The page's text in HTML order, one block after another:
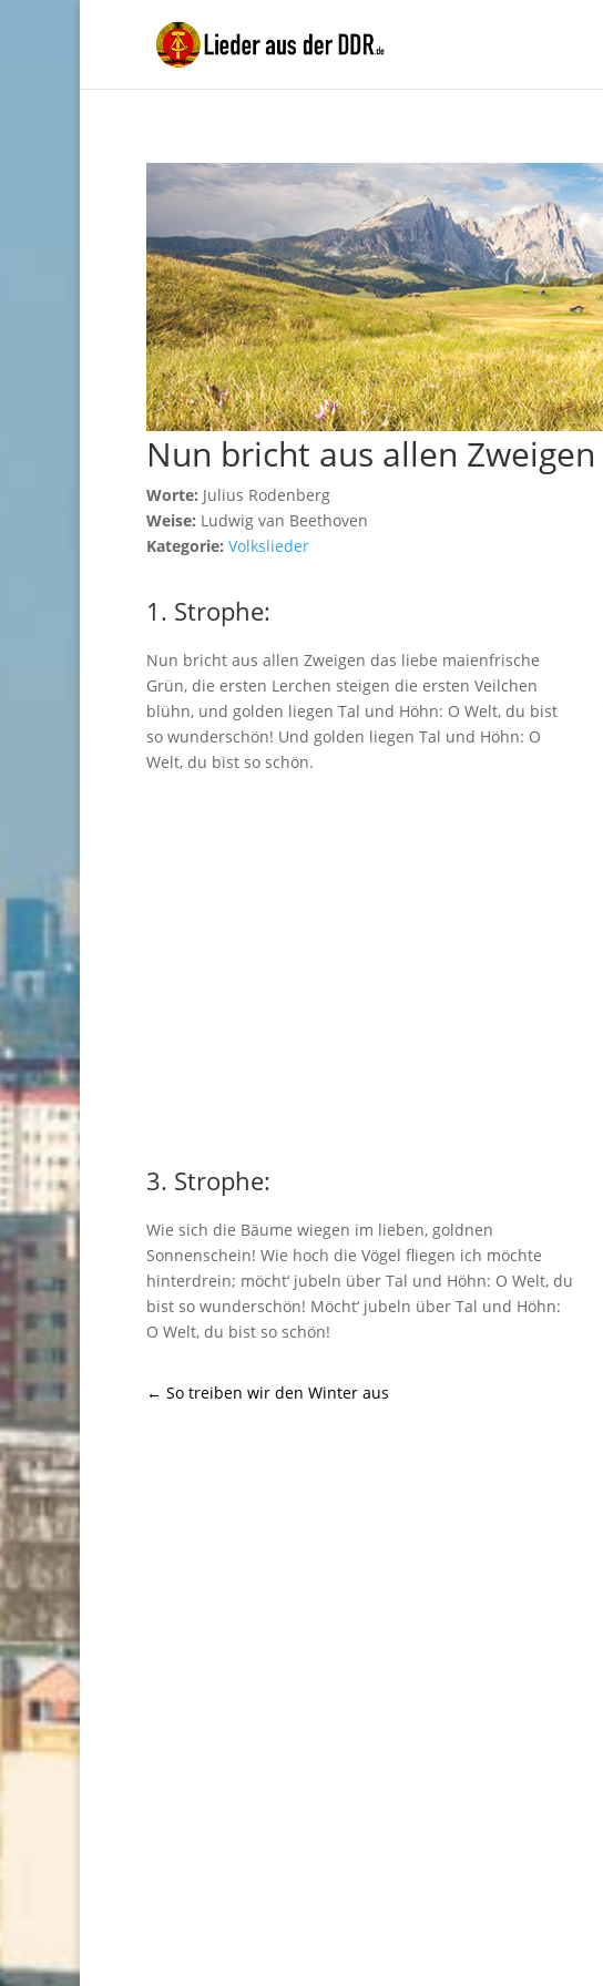
Nun bricht aus allen Zweigen
Worte: Julius Rodenberg
Weise: Ludwig van Beethoven
Kategorie: Volkslieder
1. Strophe:
Nun bricht aus allen Zweigen das liebe maienfrische
Grün, die ersten Lerchen steigen die ersten Veilchen
blühn, und golden liegen Tal und Höhn: O Welt, du bist
so wunderschön! Und golden liegen Tal und Höhn: O
Welt, du bist so schön.
3. Strophe:
Wie sich die Bäume wiegen im lieben, goldnen
Sonnenschein! Wie hoch die Vögel fliegen ich möchte
hinterdrein; möcht‘ jubeln über Tal und Höhn: O Welt, du
bist so wunderschön! Möcht‘ jubeln über Tal und Höhn:
O Welt, du bist so schön!
← So treiben wir den Winter aus